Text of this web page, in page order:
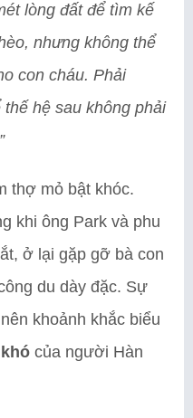
lòng đất để tìm kế
nhưng không thể
con cháu. Phải
hệ sau không phải
thợ mỏ bật khóc.
khi ông Park và phu
ở lại gặp gỡ bà con
du dày đặc. Sự
khoảnh khắc biểu
của người Hàn